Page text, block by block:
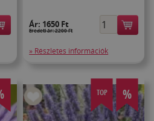
Ár: 1650 Ft
Eredeti ár: 2200 Ft
» Részletes információk
TOP %